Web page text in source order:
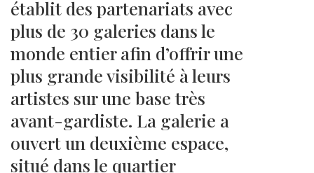
établit des partenariats avec
plus de 30 galeries dans le
monde entier afin d’offrir une
plus grande visibilité à leurs
artistes sur une base très
avant-gardiste. La galerie a
ouvert un deuxième espace,
situé dans le quartier